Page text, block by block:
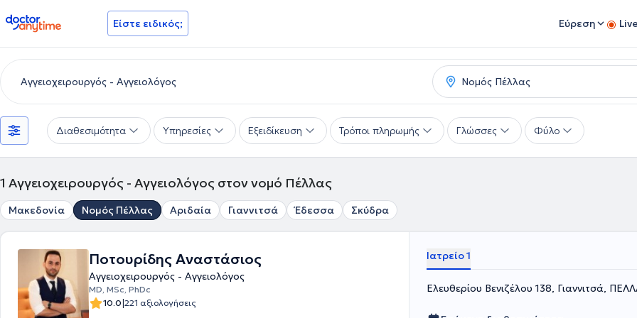
doctoranytime Είστε ειδικός; Εύρεση
Διαθεσιμότητα Υπηρεσίες Εξειδίκευση Τρόποι πληρωμής Γλώσσες Φύλο
1 Αγγειοχειρουργός - Αγγειολόγος στον νομό Πέλλας
Μακεδονία Νομός Πέλλας Αριδαία Γιαννιτσά Έδεσσα Σκύδρα
Ποτουρίδης Αναστάσιος
Αγγειοχειρουργός - Αγγειολόγος
MD, MSc, PhDc
10.0|221 αξιολογήσεις
Ιατρείο 1
Ελευθερίου Βενιζέλου 138, Γιαννιτσά,